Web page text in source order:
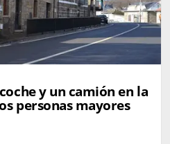
y un camión en la
personas mayores